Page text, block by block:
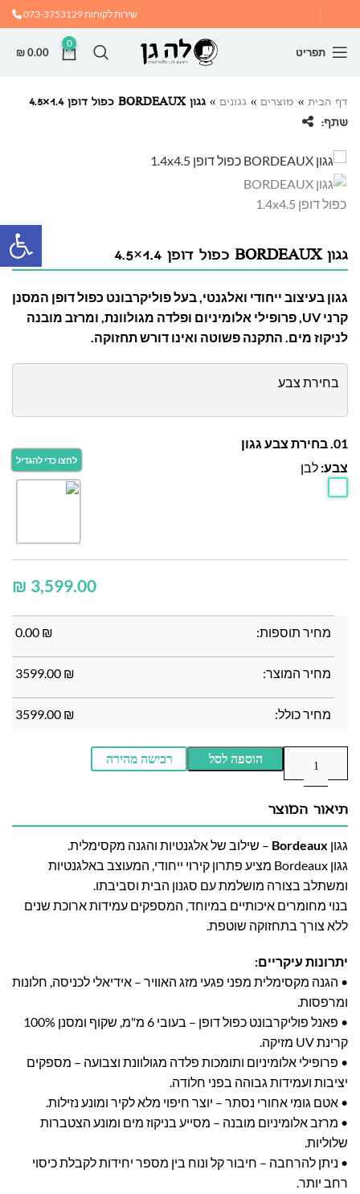
שירות לקוחות073-3753129
תפריט
0
₪0.00
דף הבית » מוצרים » גגונים » גגון BORDEAUX כפול דופן 1.4×4.5
שתף:
גגון BORDEAUX כפול דופן 1.4×4.5
גגון בעיצוב ייחודי ואלגנטי, בעל פוליקרבונט כפול דופן המסנן
קרני UV, פרופילי אלומיניום ופלדה מגולוונת, ומרזב מובנה
לניקוז מים. התקנה פשוטה ואינו דורש תחזוקה.
בחירת צבע
01. בחירת צבע גגון
צבע: לבן
₪
מחיר תוספות: ₪
0.00
מחיר המוצר: ₪
3599.00
מחיר כולל: ₪
3599.00
הוספה לסל רכישה מהירה
תיאור המוצר
גגון Bordeaux – שילוב של אלגנטיות והגנה מקסימלית.
גגון Bordeaux מציע פתרון קירוי ייחודי, המעוצב באלגנטיות
ומשתלב בצורה מושלמת עם סגנון הבית וסביבתו.
בנוי מחומרים איכותיים במיוחד, המספקים עמידות ארוכת שנים
ללא צורך בתחזוקה שוטפת.
יתרונות עיקריים:
• הגנה מקסימלית מפני פגעי מזג האוויר – אידיאלי לכניסה, חלונות
ומרפסות.
• פאנל פוליקרבונט כפול דופן – בעובי 6 מ"מ, שקוף ומסנן 100%
קרינת UV מזיקה.
• פרופילי אלומיניום ותומכות פלדה מגולוונת וצבועה – מספקים
יציבות ועמידות גבוהה בפני חלודה.
• אטם גומי אחורי נסתר – יוצר חיפוי מלא לקיר ומונע נזילות.
• מרזב אלומיניום מובנה – מסייע בניקוז מים ומונע הצטברות
שלוליות.
• ניתן להרחבה – חיבור קל ונוח בין מספר יחידות לקבלת כיסוי
רחב יותר.